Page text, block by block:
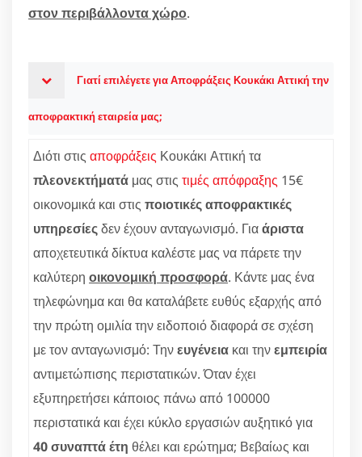
στον περιβάλλοντα χώρο.
Γιατί επιλέγετε για Αποφράξεις Κουκάκι Αττική την
αποφρακτική εταιρεία μας;
Διότι στις αποφράξεις Κουκάκι Αττική τα
πλεονεκτήματά μας στις τιμές απόφραξης 15€
οικονομικά και στις ποιοτικές αποφρακτικές
υπηρεσίεςδεν έχουν ανταγωνισμό. Γιαάριστα
αποχετευτικά δίκτυα καλέστε μας να πάρετε την
καλύτερη οικονομική προσφορά. Κάντε μας ένα
τηλεφώνημα και θα καταλάβετε ευθύς εξαρχής από
την πρώτη ομιλία την ειδοποιό διαφορά σε σχέση
με τον ανταγωνισμό: Τηνευγένεια και τηνεμπειρία
αντιμετώπισης περιστατικών. Όταν έχει
εξυπηρετήσει κάποιος πάνω από 100000
περιστατικά και έχει κύκλο εργασιών αυξητικό για
40 συναπτά έτη θέλει και ερώτημα; Βεβαίως και